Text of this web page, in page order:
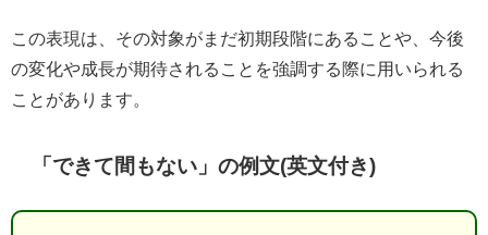
この表現は、その対象がまだ初期段階にあることや、今後
の変化や成長が期待されることを強調する際に用いられる
ことがあります。
「できて間もない」の例文(英文付き)